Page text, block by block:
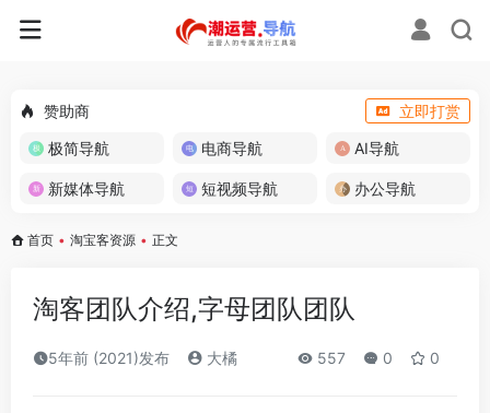
赞助商
立即打赏
极简导航
电商导航 AI导航
新媒体导航 短视频导航 办公导航
首页 • 淘宝客资源 • 正文
淘客团队介绍,字母团队团队
5年前 (2021)发布 大橘 557 0 0